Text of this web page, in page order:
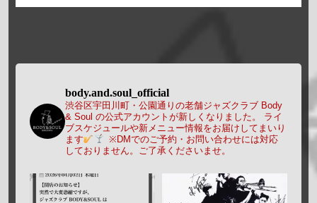
body.and.soul_official
渋谷区宇田川町・公園通りの老舗ジャズクラブ Body
& Soul の公式アカウントが新しくなりました。
ライ
ブスケジュールや新メニュー情報をお届けしてまいり
ます
※DMでのご予約・お問い合わせには対応
しておりません。ご了承くださいませ。